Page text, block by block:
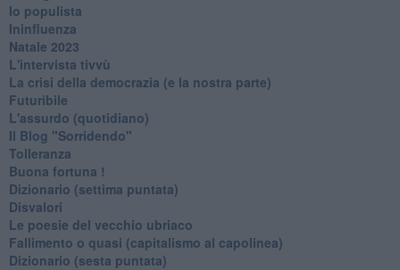
Io populista
Ininfluenza
Natale 2023
L'intervista tivvù
La crisi della democrazia (e la nostra parte)
Futuribile
L'assurdo (quotidiano)
Il Blog "Sorridendo"
Tolleranza
Buona fortuna !
​Dizionario (settima puntata)
Disvalori
Le poesie del vecchio ubriaco
Fallimento o quasi (capitalismo al capolinea)
Dizionario (sesta puntata)